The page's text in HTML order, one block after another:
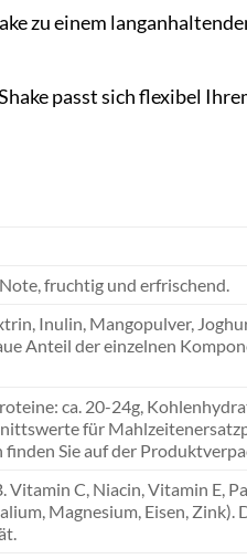
zu einem
passt sich flexibel
fruchtig und erfrischend.
Inulin, Mangopulver,
Anteil der einzelnen
ca. 20-24g,
für
Sie auf der
C, Niacin, Vitamin E,
Magnesium, Eisen, Zink).